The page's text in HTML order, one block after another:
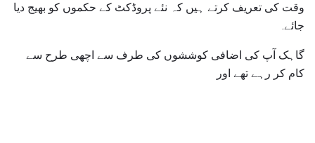
وقت کی تعریف کرتے ہیں کہ نئے پروڈکٹ کے حکموں کو بھیج دیا
جائے.
گاہک آپ کی اضافی کوششوں کی طرف سے اچھی طرح سے
کام کر رہے تھے اور